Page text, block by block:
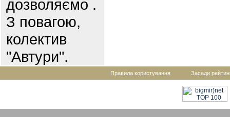
дозволяємо .
З повагою,
колектив
"Автури".
Правила користування Засади